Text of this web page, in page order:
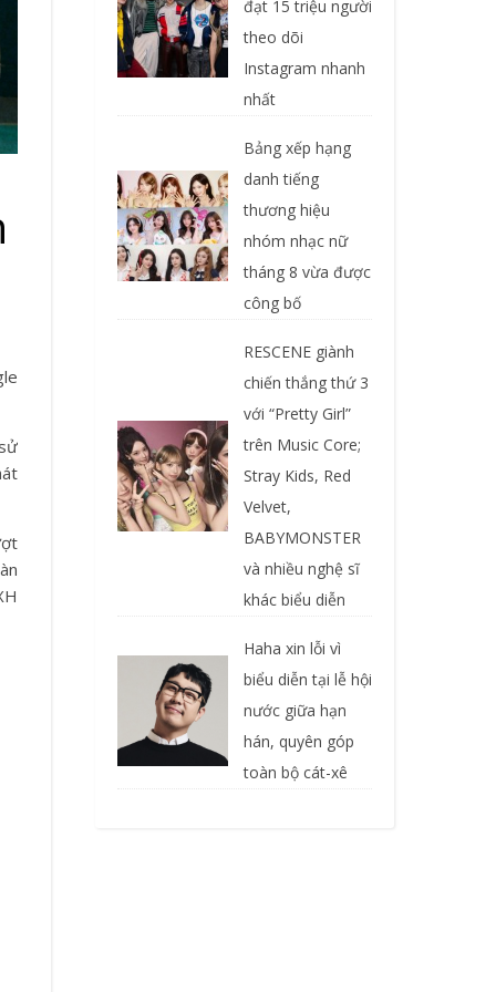
đạt 15 triệu người
theo dõi
Instagram nhanh
nhất
Bảng xếp hạng
danh tiếng
thương hiệu
nhóm nhạc nữ
tháng 8 vừa được
công bố
RESCENE giành
chiến thắng thứ 3
với “Pretty Girl”
trên Music Core;
Stray Kids, Red
Velvet,
BABYMONSTER
và nhiều nghệ sĩ
khác biểu diễn
Haha xin lỗi vì
biểu diễn tại lễ hội
nước giữa hạn
hán, quyên góp
toàn bộ cát-xê